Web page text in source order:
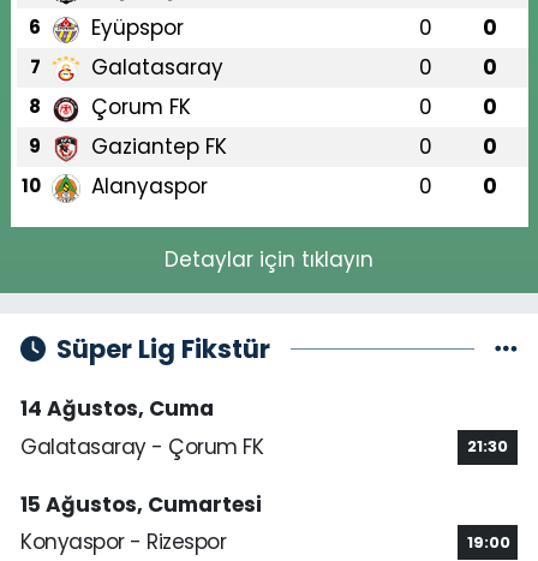
6 Eyüpspor 0 0
7 Galatasaray 0 0
8 Çorum FK 0 0
9 Gaziantep FK 0 0
10 Alanyaspor 0 0
Detaylar için tıklayın
Süper Lig Fikstür
14 Ağustos, Cuma
Galatasaray - Çorum FK
21:30
15 Ağustos, Cumartesi
Konyaspor - Rizespor
19:00